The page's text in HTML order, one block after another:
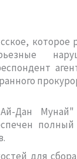
которое
Дан
полный
для